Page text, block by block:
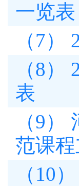
一览表
（7
（8
表
（9
范课
（10